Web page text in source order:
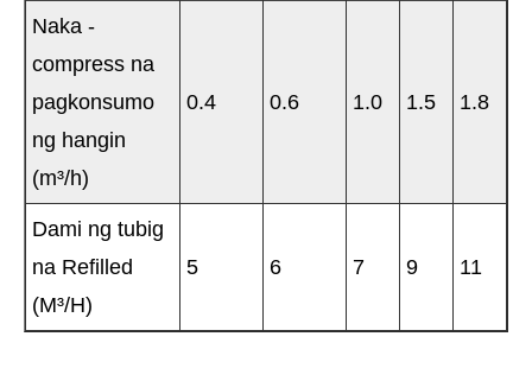
Naka -
compress na
pagkonsumo
ng hangin
(m³/h)
0.4 0.6 1.0 1.5 1.8
Dami ng tubig
na Refilled
(M³/H)
5 6 7 9 11